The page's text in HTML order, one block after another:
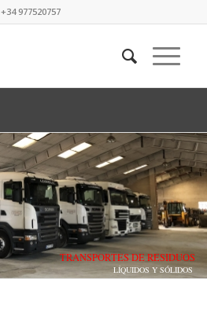
+34 977520757
TRANSPORTES DE RESIDUOS
LÍQUIDOS Y SÓLIDOS